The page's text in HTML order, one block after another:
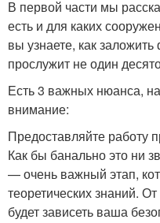
В первой части мы
есть и для каких
вы узнаете, как
прослужит не один
Есть 3 важных нюанса,
внимание:
Предоставляйте работу
Как бы банально это ни
— очень важный этап,
теоретических знаний.
будет зависеть ваша